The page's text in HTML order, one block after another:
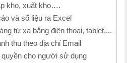
kho, xuất kho….
và số liệu ra Excel
từ xa bằng điện thoại, tablet,...
thu theo địa chỉ Email
cho người sử dụng